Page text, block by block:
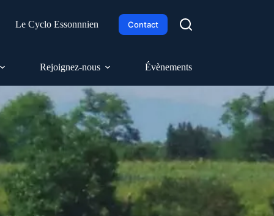
Le Cyclo Essonnnien Contact
Rejoignez-nous Évènements